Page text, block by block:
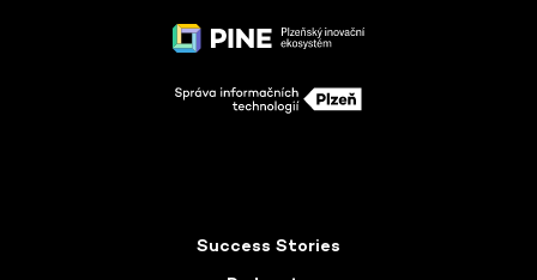
Success Stories